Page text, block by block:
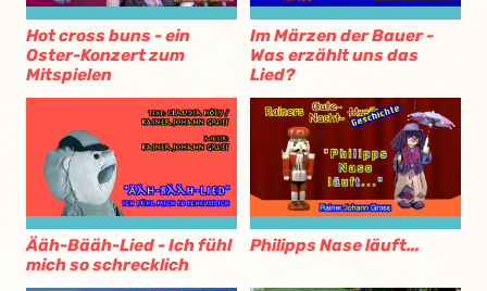
Hot cross buns - ein
Oster-Konzert zum
Mitspielen
Im Märzen der Bauer -
Was erzählt uns das
Lied?
Ääh-Bääh-Lied - Ich fühl
mich so schrecklich
Philipps Nase läuft...